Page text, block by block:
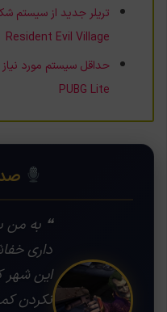
تریلر جدید از سیستم
Resident Evil Village
حداقل سیستم مورد
PUBG Lite
❝ به من
داری
این شهر
نکردن